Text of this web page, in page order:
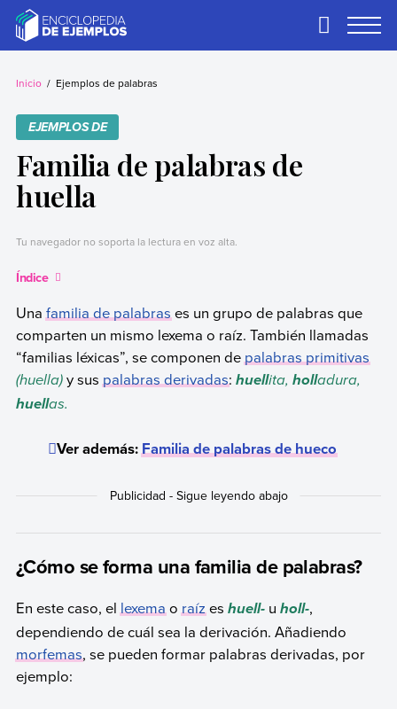
contentEjemplos
Necesitas ejemplos.
Primary
Inicio Ejemplos de palabras
EJEMPLOS DE
Familia de palabras de
huella
Tu navegador no soporta la lectura en voz alta.
Índice
Unafamilia de palabrases un grupo de palabras que
comparten un mismo lexema o raíz. También llamadas
“familias léxicas”, se componen depalabras primitivas
(huella)y suspalabras derivadas: huellita, holladura,
huellas.
Ver además:Familia de palabras de hueco
¿Cómo se forma una familia de palabras?
En este caso, ellexemaoraízes huell-u holl-,
dependiendo de cuál sea la derivación. Añadiendo
morfemas, se pueden formar palabras derivadas, por
ejemplo: